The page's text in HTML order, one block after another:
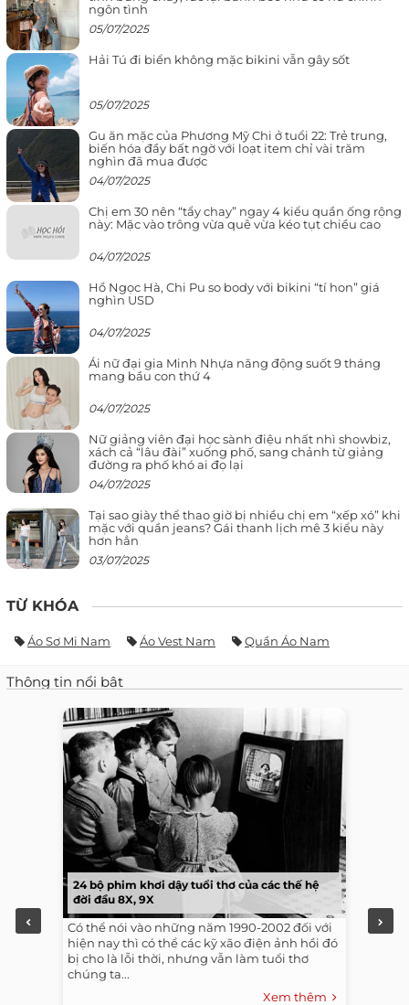
ngôn tình
05/07/2025
Hải Tú đi biển không mặc bikini vẫn gây sốt
05/07/2025
Gu ăn mặc của Phương Mỹ Chi ở tuổi 22: Trẻ trung,
biến hóa đầy bất ngờ với loạt item chỉ vài trăm
nghìn đã mua được
04/07/2025
Chị em 30 nên “tẩy chay” ngay 4 kiểu quần ống rộng
này: Mặc vào trông vừa quê vừa kéo tụt chiều cao
04/07/2025
Hồ Ngọc Hà, Chi Pu so body với bikini “tí hon” giá
nghìn USD
04/07/2025
Ái nữ đại gia Minh Nhựa năng động suốt 9 tháng
mang bầu con thứ 4
04/07/2025
Nữ giảng viên đại học sành điệu nhất nhì showbiz,
xách cả “lâu đài” xuống phố, sang chảnh từ giảng
đường ra phố khó ai đọ lại
04/07/2025
Tại sao giày thể thao giờ bị nhiều chị em “xếp xó” khi
mặc với quần jeans? Gái thanh lịch mê 3 kiểu này
hơn hẳn
03/07/2025
TỪ KHÓA
Áo Sơ Mi Nam Áo Vest Nam Quần Áo Nam
Thông tin nổi bật
24 bộ phim khơi dậy tuổi thơ của các thế hệ
đời đầu 8X, 9X
Có thể nói vào những năm 1990-2002 đối với
hiện nay thì có thể các kỹ xão điện ảnh hồi đó
bị cho là lỗi thời, nhưng vẫn làm tuổi thơ
chúng ta...
Xem thêm